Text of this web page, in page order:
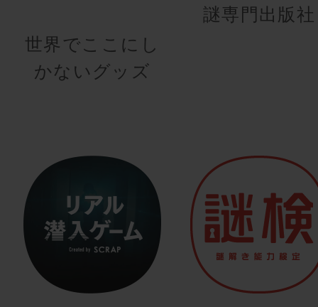
世界でここにし
かないグッズ
謎専門出版社